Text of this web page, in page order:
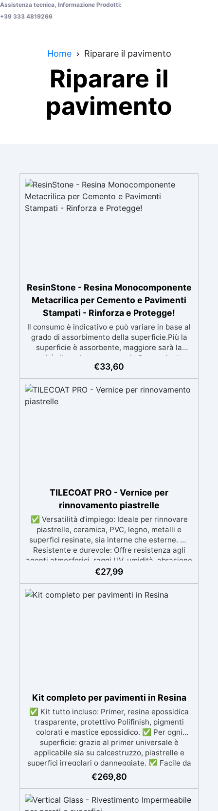
Assistenza tecnica, Informazione Prodotti:
+39 333 4819266
Home Riparare il pavimento
Riparare il
pavimento
ResinStone - Resina Monocomponente
Metacrilica per Cemento e Pavimenti
Stampati - Rinforza e Protegge!
Il consumo è indicativo e può variare in base al
grado di assorbimento della superficie.Più la
superficie è assorbente, maggiore sarà la
quantità di prodotto necessaria.Per un risultato
ottimale, consigliamo di acquistare una
quantità sufficiente per l’applicazione di almeno
due mani. ✅ Resina metacrilica
monocomponente per consolidare e proteggere
garage, cortili, magazzini e piazzali, resistente
a temperature estreme e agenti chimici
€33,60
TILECOAT PRO - Vernice per
rinnovamento piastrelle
✅ Versatilità d’impiego: Ideale per rinnovare
piastrelle, ceramica, PVC, legno, metalli e
superfici resinate, sia interne che esterne. ✅
Resistente e durevole: Offre resistenza agli
agenti atmosferici, raggi UV, umidità, abrasione
e detergenti aggressivi. ✅ Finitura satinata ed
NCS su richiesta, con una finitura traspirante e
resistente. ✅ Facile applicazione e
€27,99
Kit completo per pavimenti in Resina
✅ Kit tutto incluso: Primer, resina epossidica
trasparente, protettivo Polifinish, pigmenti
colorati e mastice epossidico. ✅ Per ogni
superficie: grazie al primer universale è
applicabile sia su calcestruzzo, piastrelle e
superfici irregolari o danneggiate. ✅ Facile da
applicare: Video Guida completa inclusa, 3
semplici passaggi, dalla preparazione della
superficie alla finitura protettiva antigraffio. ✅
Risultati professionali: Sistema autolivellante,
€269,80